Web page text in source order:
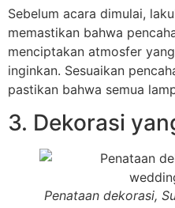
Sebelum acara dimulai,
memastikan bahwa
menciptakan atmosfer
inginkan. Sesuaikan
pastikan bahwa semua
3. Dekorasi
Penataan dekorasi,